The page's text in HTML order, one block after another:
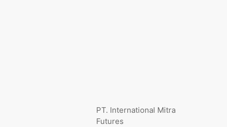
PT. International Mitra
Futures